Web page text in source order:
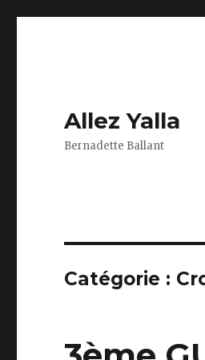
Allez Yalla
Bernadette Ballant
Catégorie :